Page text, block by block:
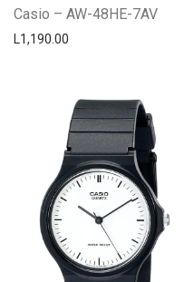
Casio – AW-48HE-7AV
L1,190.00